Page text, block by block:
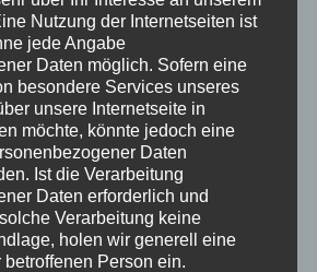
Kurs zeig ich Euch die Basics des
Querholz.
Umgang mit der Drehbank und mit
lernen. Auch das
und deren Schärfen werden
Platz für 2 Schüler ist, bitte schnell
Nutzung der Internetseiten ist
jede Angabe
Daten möglich. Sofern eine
besondere Services unseres
unsere Internetseite in
möchte, könnte jedoch eine
Daten
Ist die Verarbeitung
Daten erforderlich und
Verarbeitung keine
holen wir generell eine
Person ein.